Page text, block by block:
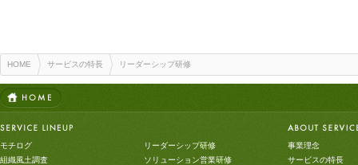
HOME サービスの特長 リーダーシップ研修
モチログ
組織風土調査
リーダーシップ研修
ソリューション営業研修
事業理念
サービスの特長